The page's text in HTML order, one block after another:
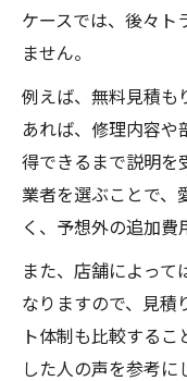
ケースでは、後々ト
ません。
例えば、無料見積も
あれば、修理内容や
得できるまで説明を
業者を選ぶことで、
く、予想外の追加費
また、店舗によって
なりますので、見積
ト体制も比較する
した人の声を参考に